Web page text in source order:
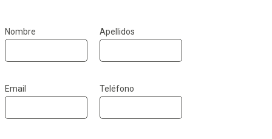
Nombre Apellidos
Email Teléfono